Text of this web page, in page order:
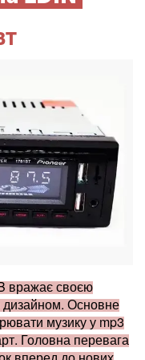
вражає своєю
дизайном. Основне
музику у mp3
Головна перевага